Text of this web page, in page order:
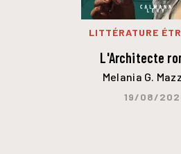
LITTÉRATURE
L'Architecte
Melania G.
19/08/